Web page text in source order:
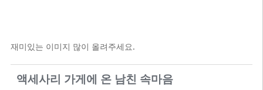
재미있는 이미지 많이 올려주세요.
액세사리 가게에 온 남친 속마음